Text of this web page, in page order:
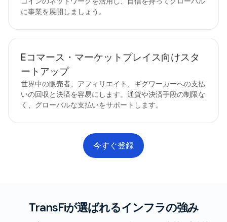
に事業を展開しましょう。
Eコマース・マーケットプレイス向けスタ
ートアップ
世界中の販売者、アフィリエイト、ギグワーカーへの支払
いの回収と決済を容易にします。通貨や決済手段の制限な
く、グローバルな支払いをサポートします。
今すぐ登録
TransFiが選ばれるインフラの強み